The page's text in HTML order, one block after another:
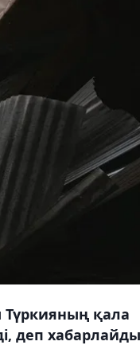
Түркияның қала
деп хабарлайды